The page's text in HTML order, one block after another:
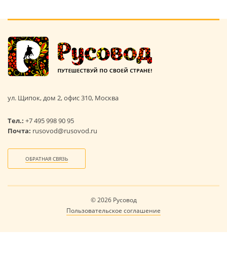
ул. Щипок, дом 2, офис 310, Москва
Тел.: +7 495 998 90 95
Почта: rusovod@rusovod.ru
ОБРАТНАЯ СВЯЗЬ
© 2026 Русовод
Пользовательское соглашение